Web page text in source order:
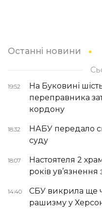
Останні новини
19:52
На Буковині
переправника
кордону
18:32
НАБУ передало
суду
18:07
Настоятеля 2
років
14:40
СБУ викрила ще
рашизму у